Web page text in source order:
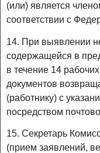
(или) является
соответствии с
14. При выявлении
содержащейся в
в течение 14
документов
(работнику) с
посредством
15. Секретарь
(прием заявлений,